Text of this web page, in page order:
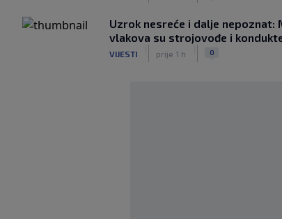
Uzrok nesreće i dalje nepoznat:
vlakova su strojovođe i
VIJESTI prije 1 h 0